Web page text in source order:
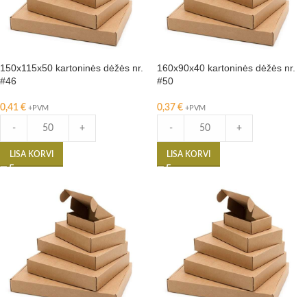
150x115x50 kartoninės dėžės nr.
#46
0,41 € +PVM
- +
LISA KORVI
160x90x40 kartoninės dėžės nr.
#50
0,37 € +PVM
- +
LISA KORVI